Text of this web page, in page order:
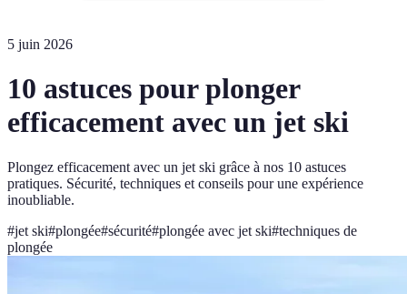
5 juin 2026
10 astuces pour plonger
efficacement avec un jet ski
Plongez efficacement avec un jet ski grâce à nos 10 astuces
pratiques. Sécurité, techniques et conseils pour une expérience
inoubliable.
#jet ski#plongée#sécurité#plongée avec jet ski#techniques de
plongée